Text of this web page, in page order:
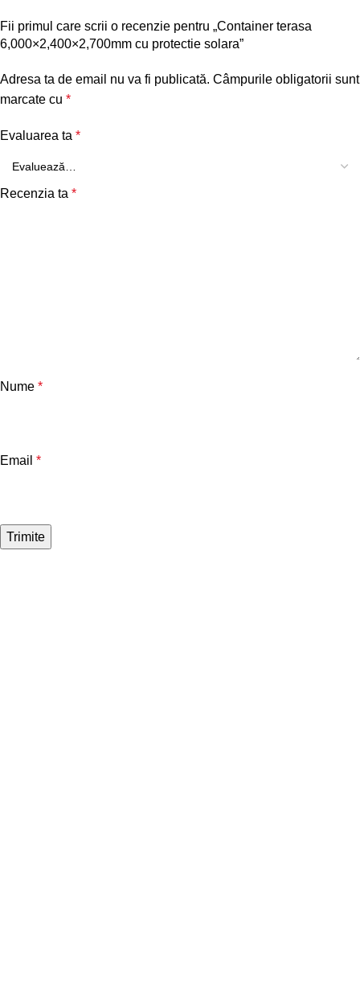
Fii primul care scrii o recenzie pentru „Container terasa
6,000×2,400×2,700mm cu protectie solara”
Adresa ta de email nu va fi publicată. Câmpurile obligatorii sunt
marcate cu *
Evaluarea ta *
Recenzia ta *
Nume *
Email *